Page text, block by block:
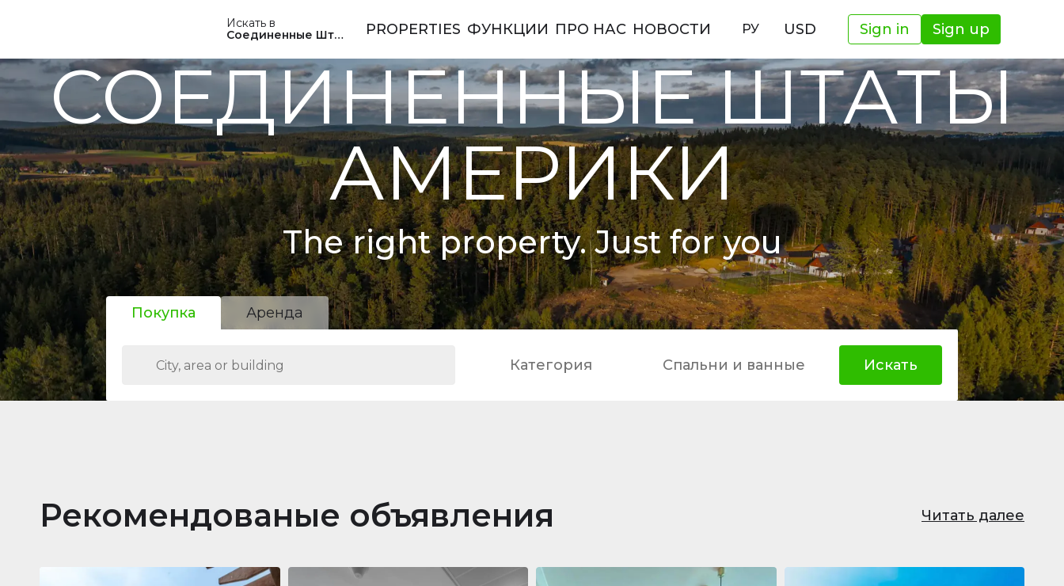
Искать в
Соединенные Штаты Америки
PROPERTIES ФУНКЦИИ ПРО НАС НОВОСТИ РУ USD Sign in Sign up
СОЕДИНЕННЫЕ ШТАТЫ
АМЕРИКИ
The right property. Just for you
Покупка Аренда
Категория Спальни и ванные Искать
Рекомендованые объявления Читать далее